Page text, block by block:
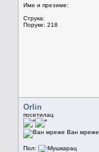
Име и презиме:
Струка:
Поруке: 218
Orlin
посетилац
Ван мреже
Пол: